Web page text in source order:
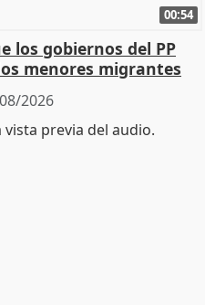
00:54
los gobiernos del PP
menores migrantes
2026